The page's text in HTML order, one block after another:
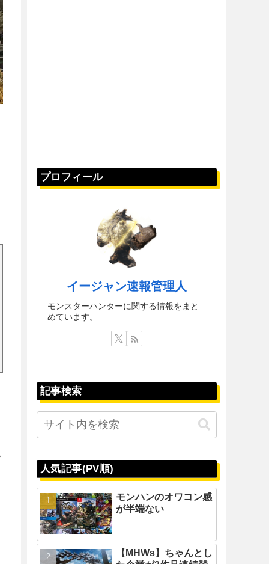
プロフィール
イージャン速報管理人
モンスターハンターに関する情報をまと
めています。
記事検索
人気記事(PV順)
モンハンのオワコン感
が半端ない
【MHWs】ちゃんとし